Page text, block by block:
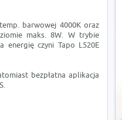
barwowej 4000K oraz
maks. 8W. W trybie
energię czyni Tapo L520E
bezpłatna aplikacja